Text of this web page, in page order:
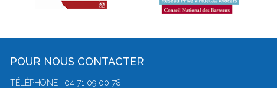
POUR NOUS CONTACTER
TÉLÉPHONE : 04 71 09 00 78